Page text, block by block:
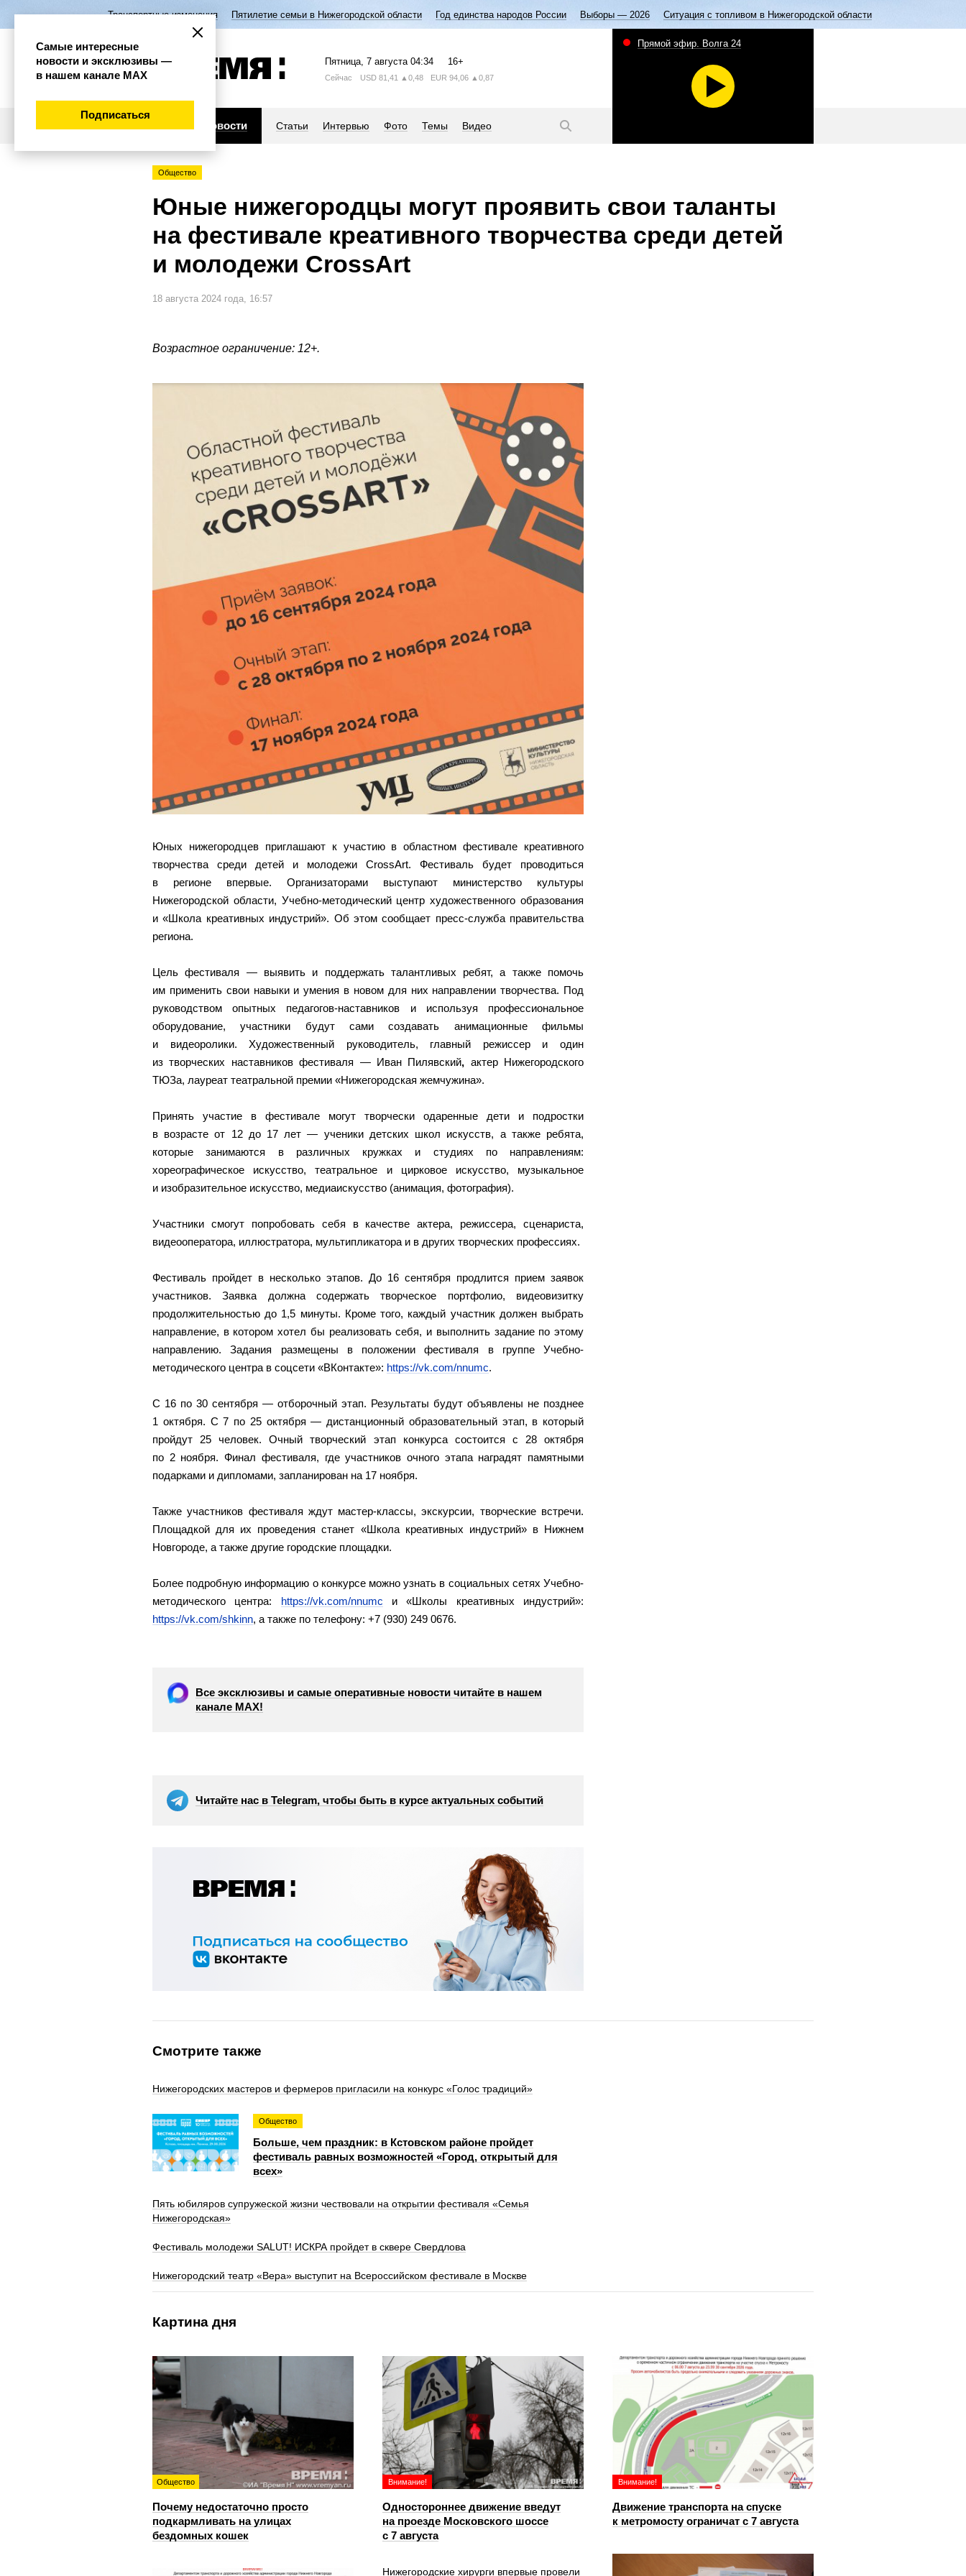
Транспортные изменения Пятилетие семьи в Нижегородской области Год единства народов России Выборы — 2026 Ситуация с топливом в Нижегородской области
Пятница, 7 августа 04:34 16+
Сейчас USD 81,41 ▲0,48 EUR 94,06 ▲0,87
Новости Статьи Интервью Фото Темы Видео
Прямой эфир. Волга 24
Общество
Юные нижегородцы могут проявить свои таланты
на фестивале креативного творчества среди детей
и молодежи CrossArt
18 августа 2024 года, 16:57
Возрастное ограничение: 12+.
Юных нижегородцев приглашают к участию в областном фестивале креативного
творчества среди детей и молодежи CrossArt. Фестиваль будет проводиться
в регионе впервые. Организаторами выступают министерство культуры
Нижегородской области, Учебно-методический центр художественного образования
и «Школа креативных индустрий». Об этом сообщает пресс-служба правительства
региона.
Цель фестиваля — выявить и поддержать талантливых ребят, а также помочь
им применить свои навыки и умения в новом для них направлении творчества. Под
руководством опытных педагогов-наставников и используя профессиональное
оборудование, участники будут сами создавать анимационные фильмы
и видеоролики. Художественный руководитель, главный режиссер и один
из творческих наставников фестиваля — Иван Пилявский, актер Нижегородского
ТЮЗа, лауреат театральной премии «Нижегородская жемчужина».
Принять участие в фестивале могут творчески одаренные дети и подростки
в возрасте от 12 до 17 лет — ученики детских школ искусств, а также ребята,
которые занимаются в различных кружках и студиях по направлениям:
хореографическое искусство, театральное и цирковое искусство, музыкальное
и изобразительное искусство, медиаискусство (анимация, фотография).
Участники смогут попробовать себя в качестве актера, режиссера, сценариста,
видеооператора, иллюстратора, мультипликатора и в других творческих профессиях.
Фестиваль пройдет в несколько этапов. До 16 сентября продлится прием заявок
участников. Заявка должна содержать творческое портфолио, видеовизитку
продолжительностью до 1,5 минуты. Кроме того, каждый участник должен выбрать
направление, в котором хотел бы реализовать себя, и выполнить задание по этому
направлению. Задания размещены в положении фестиваля в группе Учебно-
методического центра в соцсети «ВКонтакте»: https://vk.com/nnumc.
С 16 по 30 сентября — отборочный этап. Результаты будут объявлены не позднее
1 октября. С 7 по 25 октября — дистанционный образовательный этап, в который
пройдут 25 человек. Очный творческий этап конкурса состоится с 28 октября
по 2 ноября. Финал фестиваля, где участников очного этапа наградят памятными
подарками и дипломами, запланирован на 17 ноября.
Также участников фестиваля ждут мастер-классы, экскурсии, творческие встречи.
Площадкой для их проведения станет «Школа креативных индустрий» в Нижнем
Новгороде, а также другие городские площадки.
Более подробную информацию о конкурсе можно узнать в социальных сетях Учебно-
методического центра: https://vk.com/nnumc и «Школы креативных индустрий»:
https://vk.com/shkinn, а также по телефону: +7 (930) 249 0676.
Все эксклюзивы и самые оперативные новости читайте в нашем
канале МАХ!
Читайте нас в Telegram, чтобы быть в курсе актуальных событий
Смотрите также
Нижегородских мастеров и фермеров пригласили на конкурс «Голос традиций»
Общество
Больше, чем праздник: в Кстовском районе пройдет
фестиваль равных возможностей «Город, открытый для
всех»
Пять юбиляров супружеской жизни чествовали на открытии фестиваля «Семья
Нижегородская»
Фестиваль молодежи SALUT! ИСКРА пройдет в сквере Свердлова
Нижегородский театр «Вера» выступит на Всероссийском фестивале в Москве
Картина дня
Общество
Почему недостаточно просто
подкармливать на улицах
бездомных кошек
Внимание!
Одностороннее движение введут
на проезде Московского шоссе
с 7 августа
Внимание!
Движение транспорта на спуске
к метромосту ограничат с 7 августа
Нижегородские хирурги впервые провели
Самые интересные
новости и эксклюзивы —
в нашем канале МАХ
Подписаться